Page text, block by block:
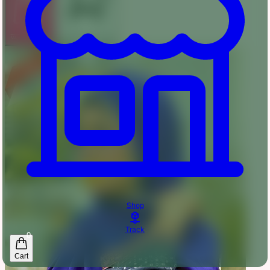
অর্ডার করুন কার্টে যোগ করুন
Shop
Track
0
Cart